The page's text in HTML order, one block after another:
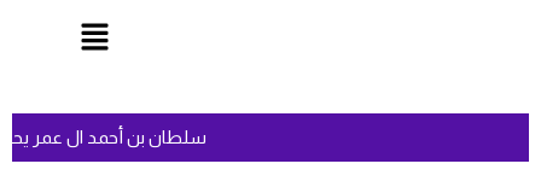
سلطان بن أحمد ال عمر